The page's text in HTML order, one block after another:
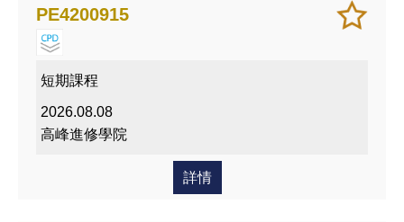
加
入/
儲存
課程
PE4200915
短期課程
2026.08.08
高峰進修學院
詳情